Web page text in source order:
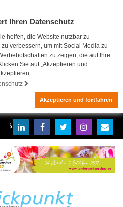
Ihren Datenschutz
helfen, die Website nutzbar zu
verbessern, um mit Social Media zu
zu zeigen, die auf Ihre
Sie auf „Akzeptieren und
Akzeptieren und fortfahren